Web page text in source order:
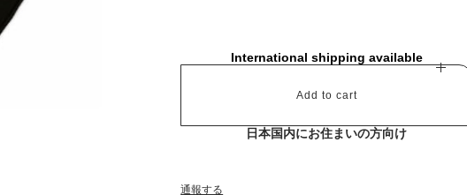
International shipping available
Add to cart
日本国内にお住まいの方向け
通報する